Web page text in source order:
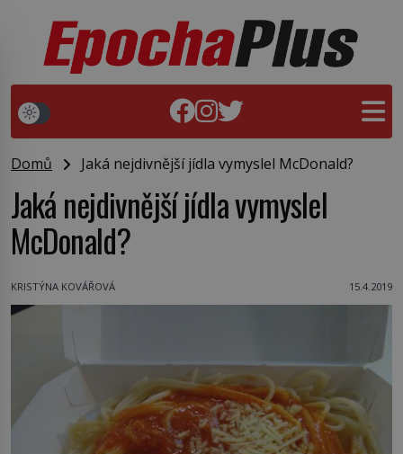
Domů Jaká nejdivnější jídla vymyslel McDonald?
Jaká nejdivnější jídla vymyslel
McDonald?
KRISTÝNA KOVÁŘOVÁ 15.4.2019